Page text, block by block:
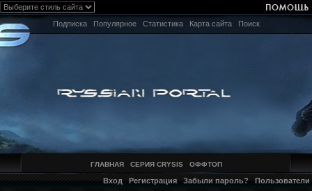
Подписка Популярное Статистика Карта сайта Поиск
ГЛАВНАЯ СЕРИЯ CRYSIS ОФФТОП
Вход Регистрация Забыли пароль? Пользователи